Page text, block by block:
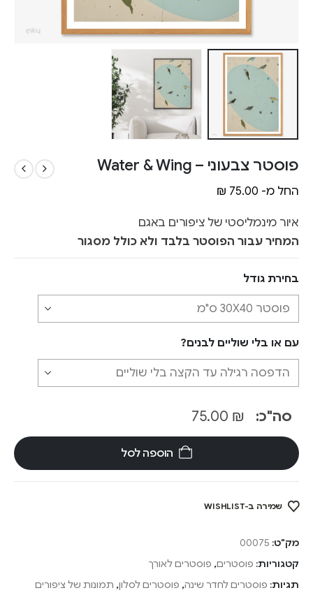
פוסטר צבעוני – Water & Wing
החל מ- ₪ 75.00
איור מינמליסטי של ציפורים באגם
המחיר עבור הפוסטר בלבד ולא כולל מסגור
בחירת גודל
עם או בלי שוליים לבנים?
סה"כ: ₪
הוספה לסל
שמירה ב-WISHLIST
מק"ט: 00075
קטגוריות: פוסטרים, פוסטרים לאורך
תגיות: פוסטרים לחדר שינה, פוסטרים לסלון, תמונות של ציפורים